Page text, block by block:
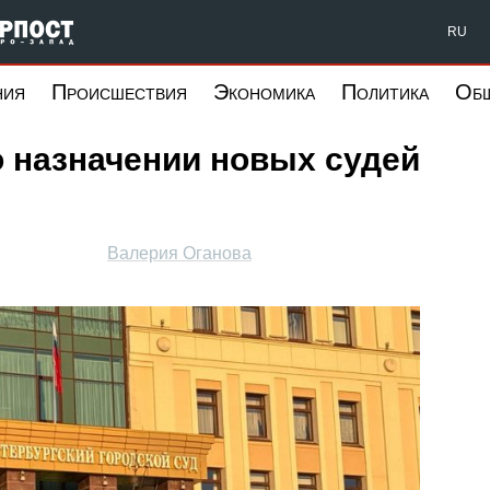
Форпост Северо-Запад RU
Происшествия Экономика Политика
назначении новых судей
Валерия Оганова